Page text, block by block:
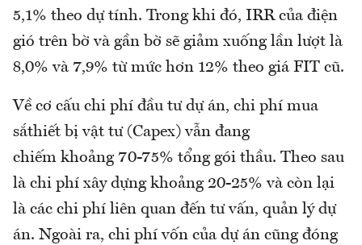
5,1% theo dự tính. Trong khi đó, IRR của điện
gió trên bờ và gần bờ sẽ giảm xuống lần lượt là
8,0% và 7,9% từ mức hơn 12% theo giá FIT cũ.
Về cơ cấu chi phí đầu tư dự án, chi phí mua
sắthiết bị vật tư (Capex) vẫn đang
chiếm khoảng 70-75% tổng gói thầu. Theo sau
là chi phí xây dựng khoảng 20-25% và còn lại
là các chi phí liên quan đến tư vấn, quản lý dự
án. Ngoài ra, chi phí vốn của dự án cũng đóng